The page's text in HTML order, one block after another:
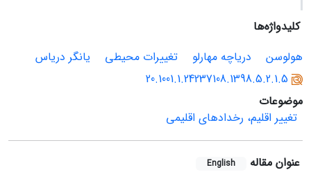
کلیدواژه‌ها
هولوسن
دریاچه مهارلو تغییرات محیطی
یانگر دریاس
20.1001.1.24237108.1398.5.2.1.5
موضوعات
تغییر اقلیم، رخدادهای اقلیمی
عنوان مقاله English